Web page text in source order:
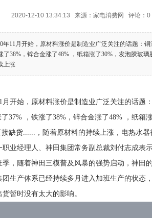
2020-12-10 13:34:13 来源：家电消费网 评论： 0
11月开始，原材料涨价是制造业广泛关注的话题：铜
了38%，锌合金涨了48% ，纸箱涨了30%，发泡胶玻
上涨
开始，原材料涨价是制造业广泛关注的话题
37% ，铁涨了38%，锌合金涨了48% ，纸箱
缺货......，随着原材料的持续上涨，电热水器
经理人、神田集团常务副总裁刘付志成表
季，随着神田三模普及风暴的强势启动，神田
团生产体系已经持续多月进入加班生产的状态
暂时没有太大的影响。